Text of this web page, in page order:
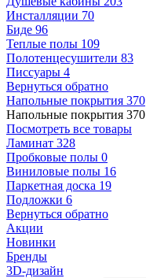
Инсталляции 70
Биде 96
Теплые полы 109
Полотенцесушители 83
Писсуары 4
Вернуться обратно
Напольные покрытия 370
Напольные покрытия 370
Посмотреть все товары
Ламинат 328
Пробковые полы 0
Виниловые полы 16
Паркетная доска 19
Подложки 6
Вернуться обратно
Акции
Новинки
Бренды
3D-дизайн